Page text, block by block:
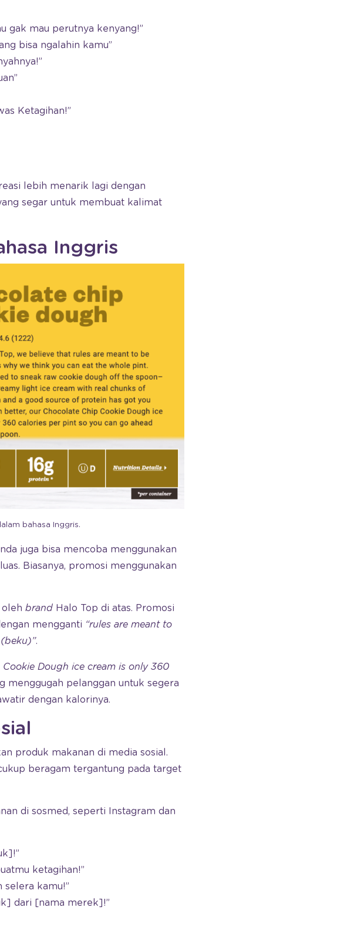
gak mau perutnya kenyang!”
bisa ngalahin kamu”
Ketagihan!”
lebih menarik lagi dengan
segar untuk membuat kalimat
Inggris
bahasa Inggris.
juga bisa mencoba menggunakan
Biasanya, promosi menggunakan
oleh brand Halo Top di atas. Promosi
mengganti “rules are meant to
.
Dough ice cream is only 360
menggugah pelanggan untuk segera
dengan kalorinya.
produk makanan di media sosial.
beragam tergantung pada target
di sosmed, seperti Instagram dan
ketagihan!”
selera kamu!”
dari [nama merek]!”